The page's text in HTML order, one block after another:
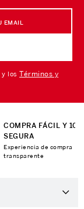
y losTérminos y
COMPRA FÁCIL Y
SEGURA
Experiencia de compra
transparente